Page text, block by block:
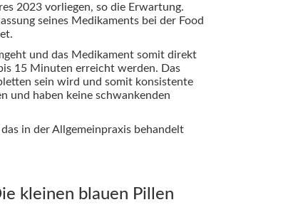
2023 vorliegen, so die Erwartung.
seines Medikaments bei der Food
und das Medikament somit direkt
15 Minuten erreicht werden. Das
sein wird und somit konsistente
und haben keine schwankenden
in der Allgemeinpraxis behandelt
kleinen blauen Pillen